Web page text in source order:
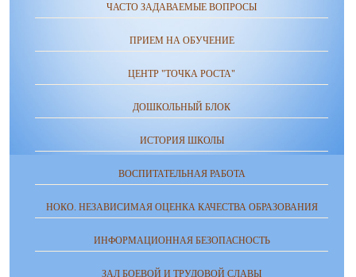
ЧАСТО ЗАДАВАЕМЫЕ ВОПРОСЫ
ПРИЕМ НА ОБУЧЕНИЕ
ЦЕНТР "ТОЧКА РОСТА"
ДОШКОЛЬНЫЙ БЛОК
ИСТОРИЯ ШКОЛЫ
ВОСПИТАТЕЛЬНАЯ РАБОТА
НОКО. НЕЗАВИСИМАЯ ОЦЕНКА КАЧЕСТВА ОБРАЗОВАНИЯ
ИНФОРМАЦИОННАЯ БЕЗОПАСНОСТЬ
ЗАЛ БОЕВОЙ И ТРУДОВОЙ СЛАВЫ